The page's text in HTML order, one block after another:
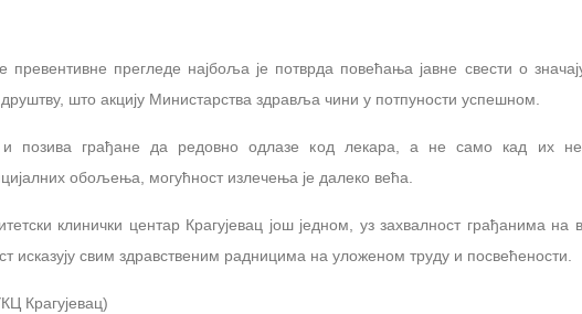
превентивне прегледе најбоља је потврда повећања јавне свести о
што акцију Министарства здравља чини у потпуности успешном.
и позива грађане да редовно одлазе код лекара, а не само кад их
обољења, могућност излечења је далеко већа.
клинички центар Крагујевац још једном, уз захвалност грађанима на
исказују свим здравственим радницима на уложеном труду и посвећености.
Крагујевац)